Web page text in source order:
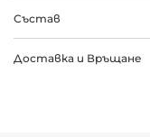
Състав
Доставка и Връщане